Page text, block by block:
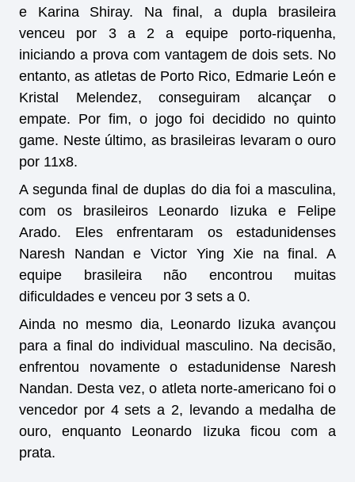
e Karina Shiray. Na final, a dupla brasileira
venceu por 3 a 2 a equipe porto-riquenha,
iniciando a prova com vantagem de dois sets. No
entanto, as atletas de Porto Rico, Edmarie León e
Kristal Melendez, conseguiram alcançar o
empate. Por fim, o jogo foi decidido no quinto
game. Neste último, as brasileiras levaram o ouro
por 11x8.
A segunda final de duplas do dia foi a masculina,
com os brasileiros Leonardo Iizuka e Felipe
Arado. Eles enfrentaram os estadunidenses
Naresh Nandan e Victor Ying Xie na final. A
equipe brasileira não encontrou muitas
dificuldades e venceu por 3 sets a 0.
Ainda no mesmo dia, Leonardo Iizuka avançou
para a final do individual masculino. Na decisão,
enfrentou novamente o estadunidense Naresh
Nandan. Desta vez, o atleta norte-americano foi o
vencedor por 4 sets a 2, levando a medalha de
ouro, enquanto Leonardo Iizuka ficou com a
prata.